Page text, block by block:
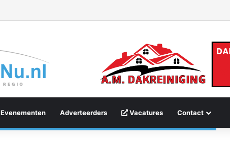
Evenementen Adverteerders Vacatures Contact